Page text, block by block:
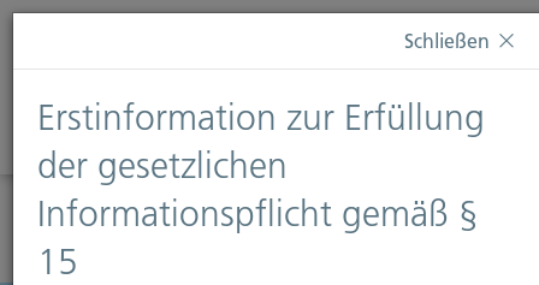
Diese Webseite verwendet Cookies. Wenn Sie weiterhin
Informationen finden Sie auf unserer SeiteDatenschutz
Diese Nachricht nicht erneut anzeigen
Schließen
Erstinformation zur Erfüllung
der gesetzlichen
Informationspflicht gemäß §
15